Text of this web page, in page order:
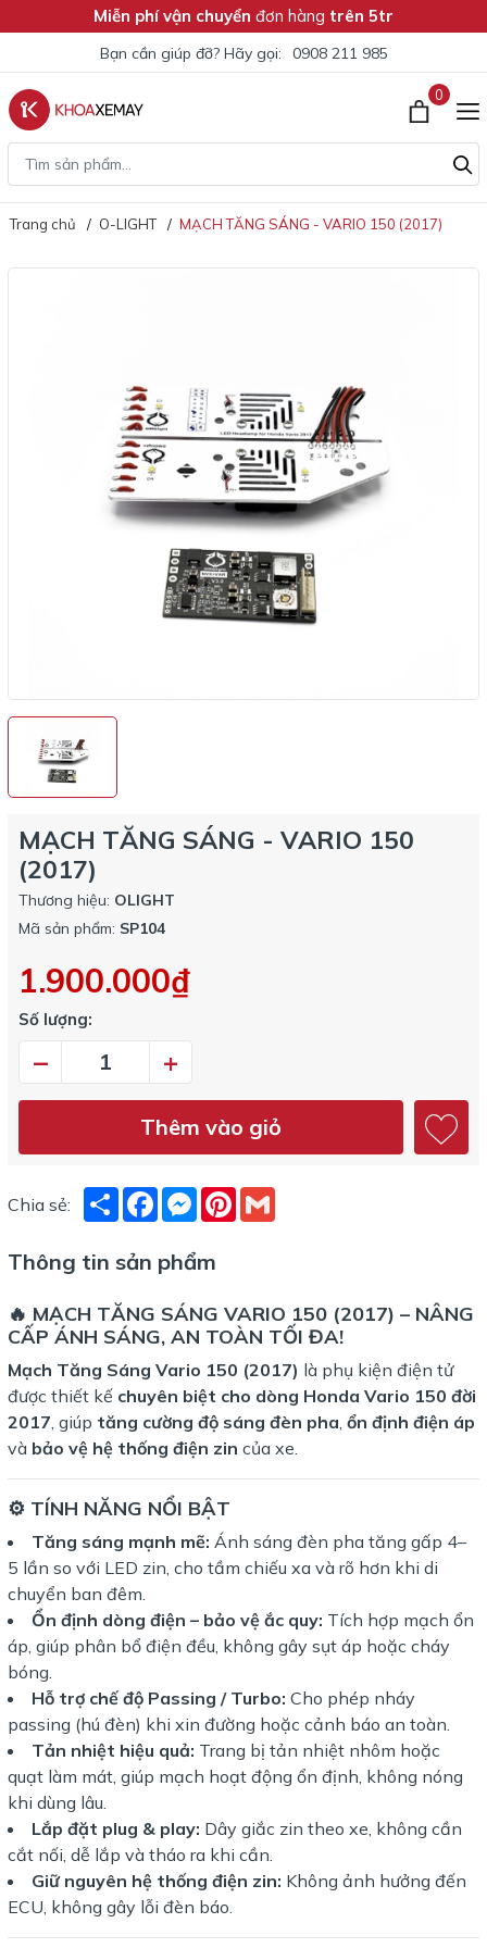
Miễn phí vận chuyển đơn hàng trên 5tr
Bạn cần giúp đỡ? Hãy gọi: 0908 211 985
0
Trang chủ O-LIGHT MẠCH TĂNG SÁNG - VARIO 150 (2017)
MẠCH TĂNG SÁNG - VARIO 150
(2017)
Thương hiệu: OLIGHT
Mã sản phẩm: SP104
1.900.000₫
Số lượng:
– +
Thêm vào giỏ
Chia sẻ: ShareFacebookMessenger
Pinterest
Thông tin sản phẩm
🔥 MẠCH TĂNG SÁNG VARIO 150 (2017) – NÂNG
CẤP ÁNH SÁNG, AN TOÀN TỐI ĐA!
Mạch Tăng Sáng Vario 150 (2017) là phụ kiện điện tử
được thiết kế chuyên biệt cho dòng Honda Vario 150 đời
2017 , giúp tăng cường độ sáng đèn pha ổn định điện áp
và bảo vệ hệ thống điện zin của xe.
⚙️ TÍNH NĂNG NỔI BẬT
Tăng sáng mạnh mẽ: Ánh sáng đèn pha tăng gấp 4–
5 lần so với LED zin, cho tầm chiếu xa và rõ hơn khi di
chuyển ban đêm.
Ổn định dòng điện – bảo vệ ắc quy: Tích hợp mạch ổn
áp, giúp phân bổ điện đều, không gây sụt áp hoặc cháy
bóng.
Hỗ trợ chế độ Passing / Turbo: Cho phép nháy
passing (hú đèn) khi xin đường hoặc cảnh báo an toàn.
Tản nhiệt hiệu quả: Trang bị tản nhiệt nhôm hoặc
quạt làm mát, giúp mạch hoạt động ổn định, không nóng
khi dùng lâu.
Lắp đặt plug & play: Dây giắc zin theo xe, không cần
cắt nối, dễ lắp và tháo ra khi cần.
Giữ nguyên hệ thống điện zin: Không ảnh hưởng đến
ECU, không gây lỗi đèn báo.